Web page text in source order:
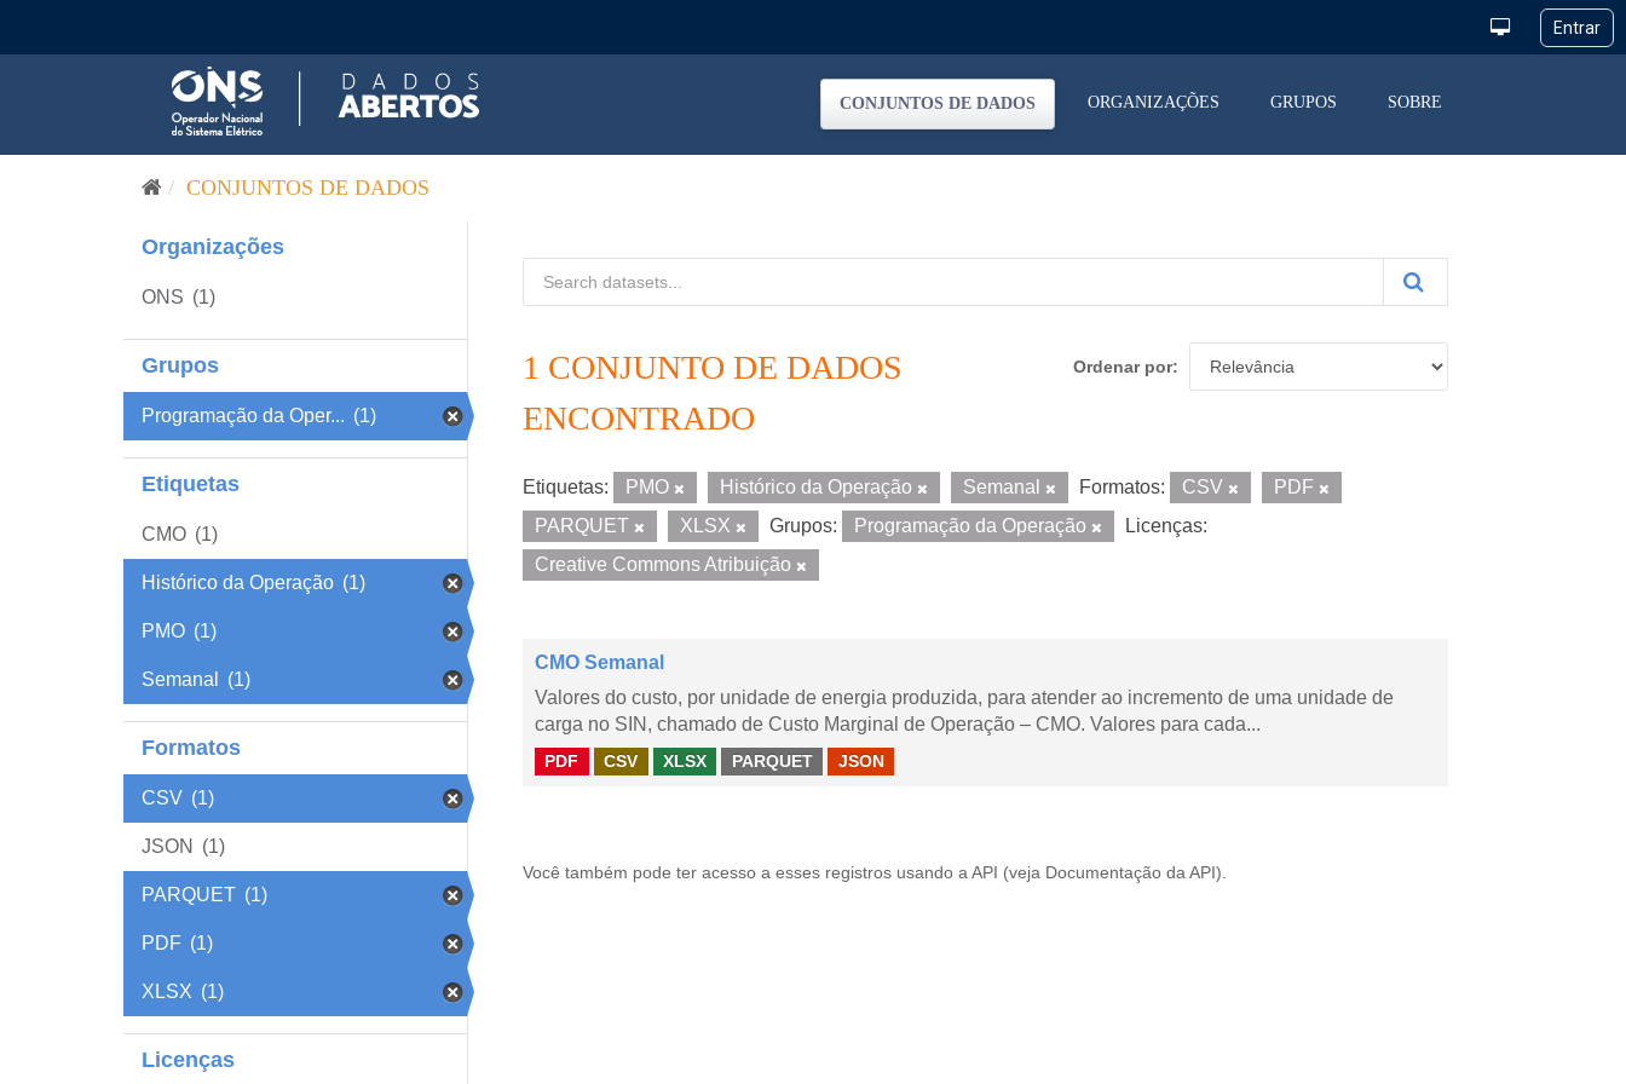
CONJUNTOS DE DADOS ORGANIZAÇÕES GRUPOS SOBRE
CONJUNTOS DE DADOS
Organizações
ONS (1)
Grupos
Programação da Oper... (1)
Etiquetas
CMO (1)
Histórico da Operação (1)
PMO (1)
Semanal (1)
Formatos
CSV (1)
JSON (1)
PARQUET (1)
PDF (1)
XLSX (1)
Licenças
Ordenar por
1 CONJUNTO DE DADOS
ENCONTRADO
Etiquetas: PMO Histórico da Operação Semanal Formatos: CSV
PDF
PARQUET
XLSX Grupos: Programação da Operação
Licenças:
Creative Commons Atribuição
CMO Semanal
Valores do custo, por unidade de energia produzida, para atender ao incremento de uma unidade de
carga no SIN, chamado de Custo Marginal de Operação – CMO. Valores para cada...
PDF CSV XLSX PARQUET JSON
Você também pode ter acesso a esses registros usando a API (veja Documentação da API ).